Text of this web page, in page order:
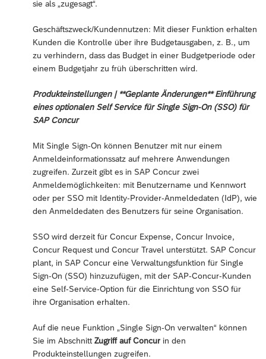
sie als „zugesagt“.
Geschäftszweck/Kundennutzen: Mit dieser Funktion erhalten
Kunden die Kontrolle über ihre Budgetausgaben, z. B., um
zu verhindern, dass das Budget in einer Budgetperiode oder
einem Budgetjahr zu früh überschritten wird.
Produkteinstellungen | **Geplante Änderungen** Einführung
eines optionalen Self Service für Single Sign-On (SSO) für
SAP Concur
Mit Single Sign-On können Benutzer mit nur einem
Anmeldeinformationssatz auf mehrere Anwendungen
zugreifen. Zurzeit gibt es in SAP Concur zwei
Anmeldemöglichkeiten: mit Benutzername und Kennwort
oder per SSO mit Identity-Provider-Anmeldedaten (IdP), wie
den Anmeldedaten des Benutzers für seine Organisation.
SSO wird derzeit für Concur Expense, Concur Invoice,
Concur Request und Concur Travel unterstützt. SAP Concur
plant, in SAP Concur eine Verwaltungsfunktion für Single
Sign-On (SSO) hinzuzufügen, mit der SAP-Concur-Kunden
eine Self-Service-Option für die Einrichtung von SSO für
ihre Organisation erhalten.
Auf die neue Funktion „Single Sign-On verwalten“ können
Sie im Abschnitt Zugriff auf Concur in den
Produkteinstellungen zugreifen.